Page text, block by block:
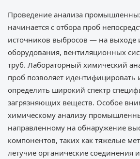
Проведение анализа
начинается с отбора проб
источников выбросов — на выходе
оборудования, вентиляционных
труб. Лабораторный химический
проб позволяет идентифицировать
определить широкий спектр
загрязняющих веществ. Особое
химическому анализу
направленному на обнаружение
компонентов, таких как тяжелые
летучие органические соединения